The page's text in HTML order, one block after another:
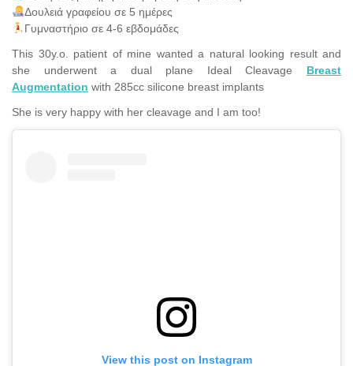
Δουλειά γραφείου σε 5 ημέρες
Γυμναστήριο σε 4-6 εβδομάδες
This 30y.o. patient of mine wanted a natural looking result and
she underwent a dual plane Ideal Cleavage Breast
Augmentation with 285cc silicone breast implants
She is very happy with her cleavage and I am too!
View this post on Instagram